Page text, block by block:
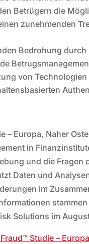
Betrügern die
zunehmenden
Bedrohung
von
– Europa, Naher
in
und die Fragen
Daten und
im
Solutions im
Studie –